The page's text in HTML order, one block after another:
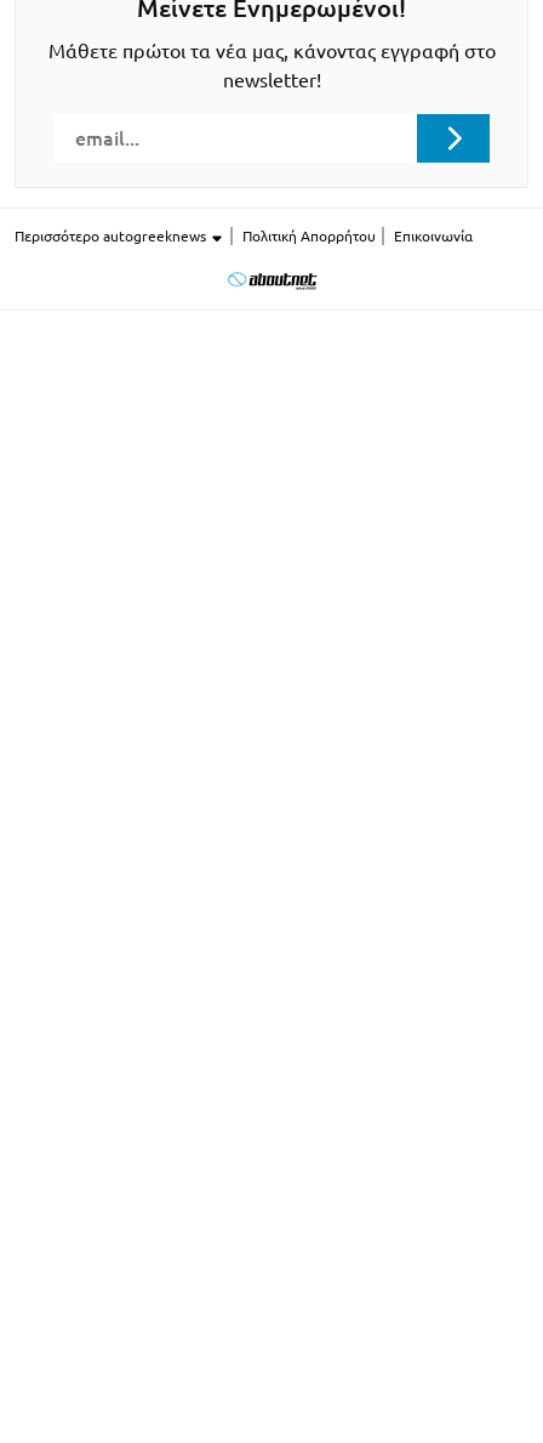
Μείνετε Ενημερωμένοι!
Μάθετε πρώτοι τα νέα μας, κάνοντας εγγραφή στο
newsletter!
Περισσότερο autogreeknews Πολιτική Απορρήτου Επικοινωνία